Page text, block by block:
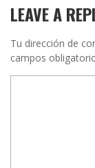
LEAVE A
Tu dirección de
campos